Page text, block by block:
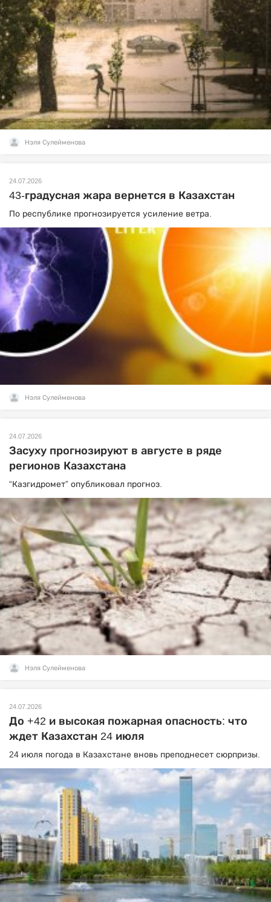
Нэля Сулейменова
24.07.2026
43-градусная жара вернется в Казахстан
По республике прогнозируется усиление ветра.
Нэля Сулейменова
24.07.2026
Засуху прогнозируют в августе в ряде
регионов Казахстана
“Казгидромет” опубликовал прогноз.
Нэля Сулейменова
24.07.2026
До +42 и высокая пожарная опасность: что
ждет Казахстан 24 июля
24 июля погода в Казахстане вновь преподнесет сюрпризы.